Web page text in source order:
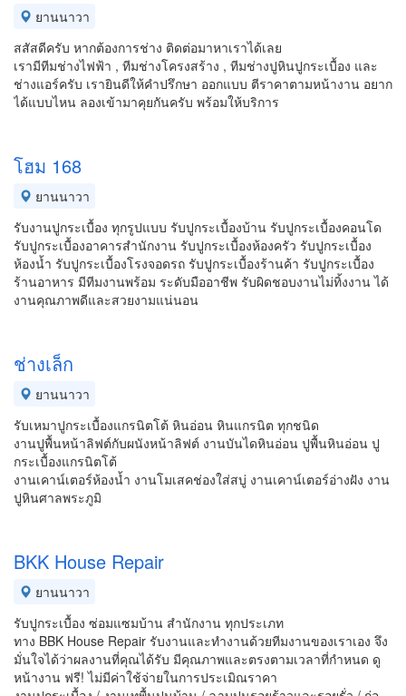
ยานนาวา
สสัสดีครับ หากต้องการช่าง ติดต่อมาหาเราได้เลย
เรามีทีมช่างไฟฟ้า , ทีมช่างโครงสร้าง , ทีมช่างปูหินปูกระเบื้อง และ
ช่างแอร์ครับ เรายินดีให้คำปรึกษา ออกแบบ ตีราคาตามหน้างาน อยาก
ได้แบบไหน ลองเข้ามาคุยกันครับ พร้อมให้บริการ
โฮม 168
ยานนาวา
รับงานปูกระเบื้อง ทุกรูปแบบ รับปูกระเบื้องบ้าน รับปูกระเบื้องคอนโด
รับปูกระเบื้องอาคารสำนักงาน รับปูกระเบื้องห้องครัว รับปูกระเบื้อง
ห้องน้ำ รับปูกระเบื้องโรงจอดรถ รับปูกระเบื้องร้านค้า รับปูกระเบื้อง
ร้านอาหาร มีทีมงานพร้อม ระดับมืออาชีพ รับผิดชอบงานไม่ทิ้งงาน ได้
งานคุณภาพดีและสวยงามแน่นอน
ช่างเล็ก
ยานนาวา
รับเหมาปูกระเบื้องแกรนิตโต้ หินอ่อน หินแกรนิต ทุกชนิด
งานปูพื้นหน้าลิฟต์กับผนังหน้าลิฟต์ งานบันไดหินอ่อน ปูพื้นหินอ่อน ปู
กระเบื้องแกรนิตโต้
งานเคาน์เตอร์ห้องน้ำ งานโมเสคช่องใส่สบู่ งานเคาน์เตอร์อ่างฝัง งาน
ปูหินศาลพระภูมิ
BKK House Repair
ยานนาวา
รับปูกระเบื้อง ซ่อมแซมบ้าน สำนักงาน ทุกประเภท
ทาง BBK House Repair รับงานและทำงานด้วยทีมงานของเราเอง จึง
มั่นใจได้ว่าผลงานที่คุณได้รับ มีคุณภาพและตรงตามเวลาที่กำหนด ดู
หน้างาน ฟรี! ไม่มีค่าใช้จ่ายในการประเมิณราคา